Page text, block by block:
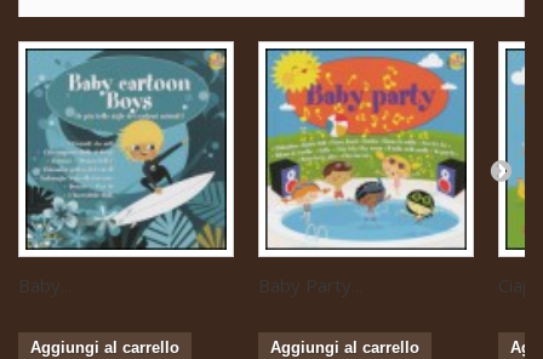
Baby...
Aggiungi al carrello
Baby Party...
Aggiungi al carrello